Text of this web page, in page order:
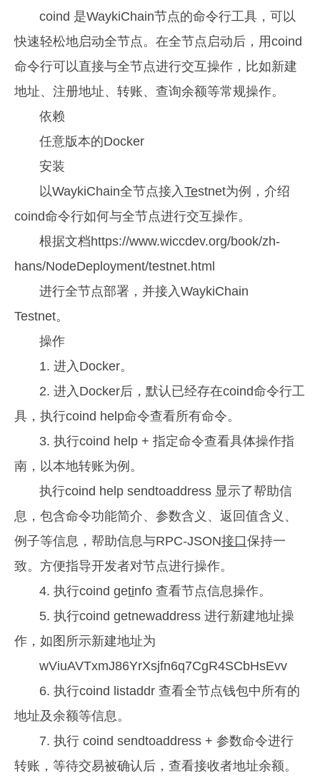
coind 是WaykiChain节点的命令行工具，可以
快速轻松地启动全节点。在全节点启动后，用coind
命令行可以直接与全节点进行交互操作，比如新建
地址、注册地址、转账、查询余额等常规操作。
依赖
任意版本的Docker
安装
以WaykiChain全节点接入Testnet为例，介绍
coind命令行如何与全节点进行交互操作。
根据文档https://www.wiccdev.org/book/zh-
hans/NodeDeployment/testnet.html
进行全节点部署，并接入WaykiChain
Testnet。
操作
1. 进入Docker。
2. 进入Docker后，默认已经存在coind命令行工
具，执行coind help命令查看所有命令。
3. 执行coind help + 指定命令查看具体操作指
南，以本地转账为例。
执行coind help sendtoaddress 显示了帮助信
息，包含命令功能简介、参数含义、返回值含义、
例子等信息，帮助信息与RPC-JSON接口保持一
致。方便指导开发者对节点进行操作。
4. 执行coind getinfo 查看节点信息操作。
5. 执行coind getnewaddress 进行新建地址操
作，如图所示新建地址为
wViuAVTxmJ86YrXsjfn6q7CgR4SCbHsEvv
6. 执行coind listaddr 查看全节点钱包中所有的
地址及余额等信息。
7. 执行 coind sendtoaddress + 参数命令进行
转账，等待交易被确认后，查看接收者地址余额。